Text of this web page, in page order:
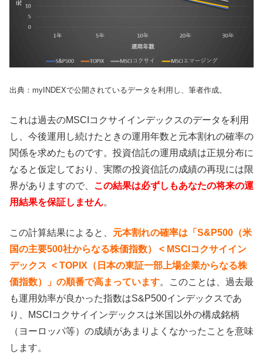
出典：myINDEXで公開されているデータを利用し、筆者作成。
これは過去のMSCIコクサイインデックスのデータを利用
し、今後運用し続けたときの運用年数と元本割れの確率の
関係を求めたものです。投資信託の運用成績は正規分布に
なると仮定しており、実際の投資信託の成績の再現には限
界がありますので、 この結果は必ずしもあなたの将来の運
用結果を保証しません。
この計算結果によると、 元本割れの確率は「S&P500（米
国の主要500社からなる株価指数） < MSCIコクサイイン
デックス < TOPIX（日本の東証一部上場企業からなる株
価指数）」の順番で高まっています。このことは、過去最
も運用効率が良かった指数はS&P500インデックスであ
り、MSCIコクサイインデックスは米国以外の構成銘柄
（ヨーロッパ等）の成績があまりよくなかったことを意味
します。